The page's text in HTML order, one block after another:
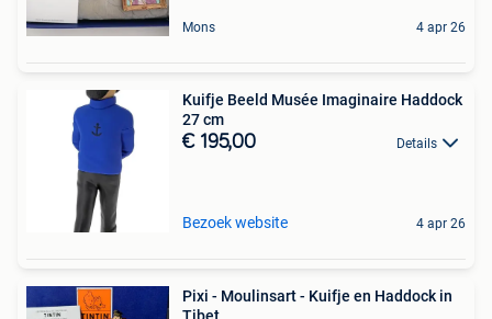
Mons 4 apr 26
Kuifje Beeld Musée Imaginaire Haddock
27 cm
€ 195,00 Details
Bezoek website 4 apr 26
Pixi - Moulinsart - Kuifje en Haddock in